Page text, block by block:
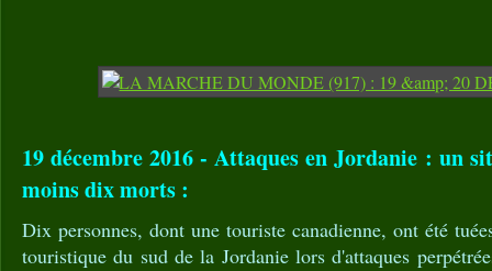
19 décembre 2016 - Attaques en Jordanie : un
moins dix morts :
Dix personnes, dont une touriste canadienne, ont été
touristique du sud de la Jordanie lors d'attaques